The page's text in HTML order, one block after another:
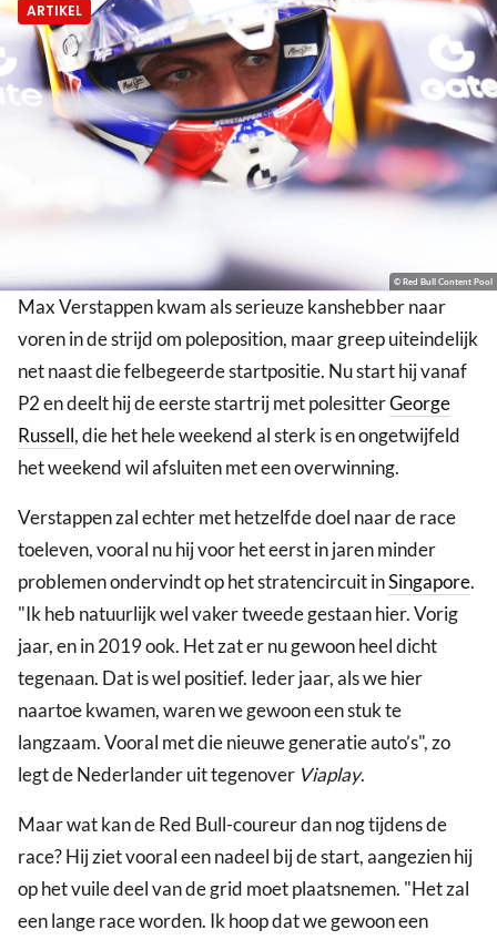
ARTIKEL
© Red Bull Content Pool
Max Verstappen kwam als serieuze kanshebber naar
voren in de strijd om poleposition, maar greep uiteindelijk
net naast die felbegeerde startpositie. Nu start hij vanaf
P2 en deelt hij de eerste startrij met polesitterGeorge
Russell, die het hele weekend al sterk is en ongetwijfeld
het weekend wil afsluiten met een overwinning.
Verstappen zal echter met hetzelfde doel naar de race
toeleven, vooral nu hij voor het eerst in jaren minder
problemen ondervindt op het stratencircuit inSingapore.
"Ik heb natuurlijk wel vaker tweede gestaan hier. Vorig
jaar, en in 2019 ook. Het zat er nu gewoon heel dicht
tegenaan. Dat is wel positief. Ieder jaar, als we hier
naartoe kwamen, waren we gewoon een stuk te
langzaam. Vooral met die nieuwe generatie auto’s", zo
legt de Nederlander uit tegenover Viaplay.
Maar wat kan de Red Bull-coureur dan nog tijdens de
race? Hij ziet vooral een nadeel bij de start, aangezien hij
op het vuile deel van de grid moet plaatsnemen. "Het zal
een lange race worden. Ik hoop dat we gewoon een